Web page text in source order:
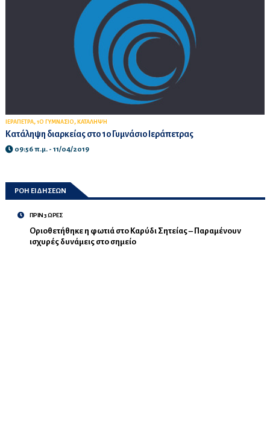
ΙΕΡΑΠΕΤΡΑ, 1Ο ΓΥΜΝΑΣΙΟ, ΚΑΤΑΛΗΨΗ
Κατάληψη διαρκείας στο 1ο Γυμνάσιο Ιεράπετρας
09:56 π.μ. - 11/04/2019
ΡΟΗ ΕΙΔΗΣΕΩΝ
ΠΡΙΝ 3 ΩΡΕΣ
Οριοθετήθηκε η φωτιά στο Καρύδι Σητείας – Παραμένουν
ισχυρές δυνάμεις στο σημείο